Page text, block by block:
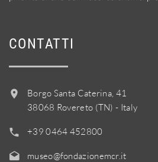
CONTATTI
Borgo Santa Caterina, 41
38068 Rovereto (TN) - Italy
+39 0464 452800
museo@fondazionemcr.it